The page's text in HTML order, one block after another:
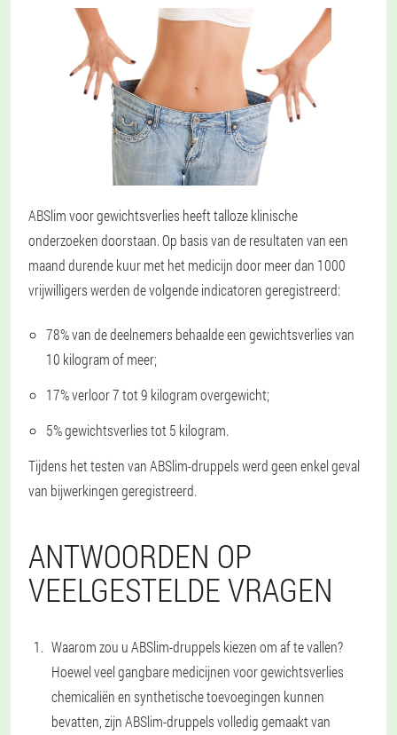
ABSlim voor gewichtsverlies heeft talloze klinische
onderzoeken doorstaan. Op basis van de resultaten van een
maand durende kuur met het medicijn door meer dan 1000
vrijwilligers werden de volgende indicatoren geregistreerd:
78% van de deelnemers behaalde een gewichtsverlies van
10 kilogram of meer;
17% verloor 7 tot 9 kilogram overgewicht;
5% gewichtsverlies tot 5 kilogram.
Tijdens het testen van ABSlim-druppels werd geen enkel geval
van bijwerkingen geregistreerd.
ANTWOORDEN OP
VEELGESTELDE VRAGEN
Waarom zou u ABSlim-druppels kiezen om af te vallen?
Hoewel veel gangbare medicijnen voor gewichtsverlies
chemicaliën en synthetische toevoegingen kunnen
bevatten, zijn ABSlim-druppels volledig gemaakt van